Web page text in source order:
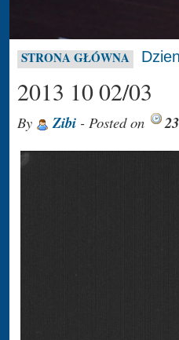
STRONA GŁÓWNA
2013 10 02/03
By Zibi - Posted on